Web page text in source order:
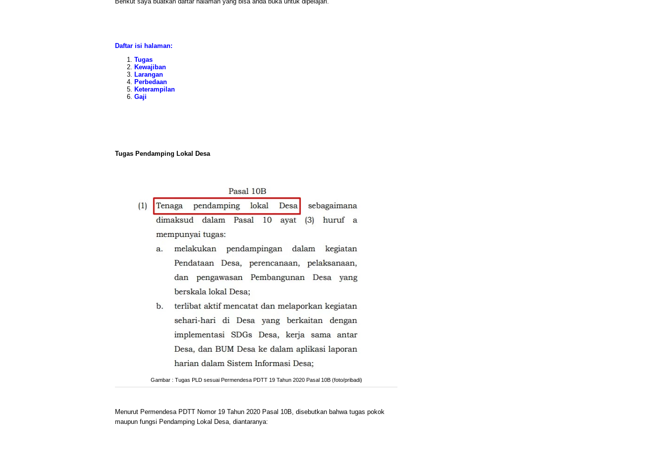
Daftar isi halaman:
Tugas
Kewajiban
Larangan
Perbedaan
Keterampilan
Gaji
Tugas Pendamping Lokal Desa
Gambar : Tugas PLD sesuai Permendesa PDTT 19 Tahun 2020 Pasal 10B (foto/pribadi)
Menurut Permendesa PDTT Nomor 19 Tahun 2020 Pasal 10B, disebutkan bahwa tugas pokok
maupun fungsi Pendamping Lokal Desa, diantaranya: